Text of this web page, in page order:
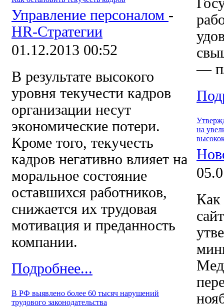
Управление персоналом -
HR-Стратегии
01.12.2013 00:52
В результате высокого
уровня текучести кадров
организации несут
экономические потери.
Кроме того, текучесть
кадров негативно влияет на
моральное состояние
оставшихся работников,
снижается их трудовая
мотивация и преданность
компании.
Подробнее...
В РФ выявлено более 60 тысяч нарушений
трудового законодательства
—
на
Как